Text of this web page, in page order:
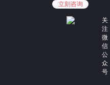
立刻咨询
关
注
微
信
公
众
号